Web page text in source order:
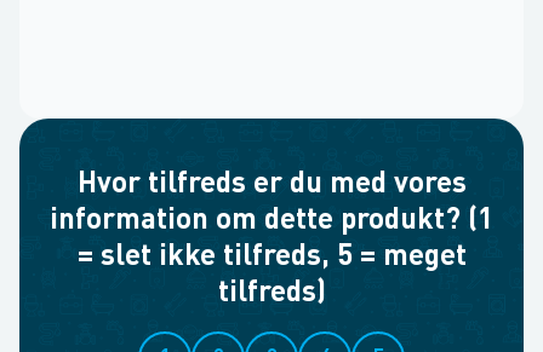
Hvor tilfreds er du med vores
information om dette produkt? (1
= slet ikke tilfreds, 5 = meget
tilfreds)